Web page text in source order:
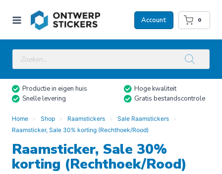
naar
Account 0
Producten
zoeken
Productie in eigen huis
Hoge kwaliteit
Snelle levering
Gratis bestandscontrole
Home Shop Raamstickers
Sale Raamstickers
Raamsticker, Sale 30% korting (Rechthoek/Rood)
Raamsticker, Sale 30%
korting (Rechthoek/Rood)